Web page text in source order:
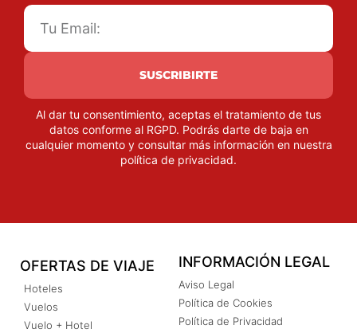
SUSCRIBIRTE
Al dar tu consentimiento, aceptas el tratamiento de tus
datos conforme al RGPD. Podrás darte de baja en
cualquier momento y consultar más información en nuestra
política de privacidad.
OFERTAS DE VIAJE
Hoteles
Vuelos
Vuelo + Hotel
INFORMACIÓN LEGAL
Aviso Legal
Política de Cookies
Política de Privacidad